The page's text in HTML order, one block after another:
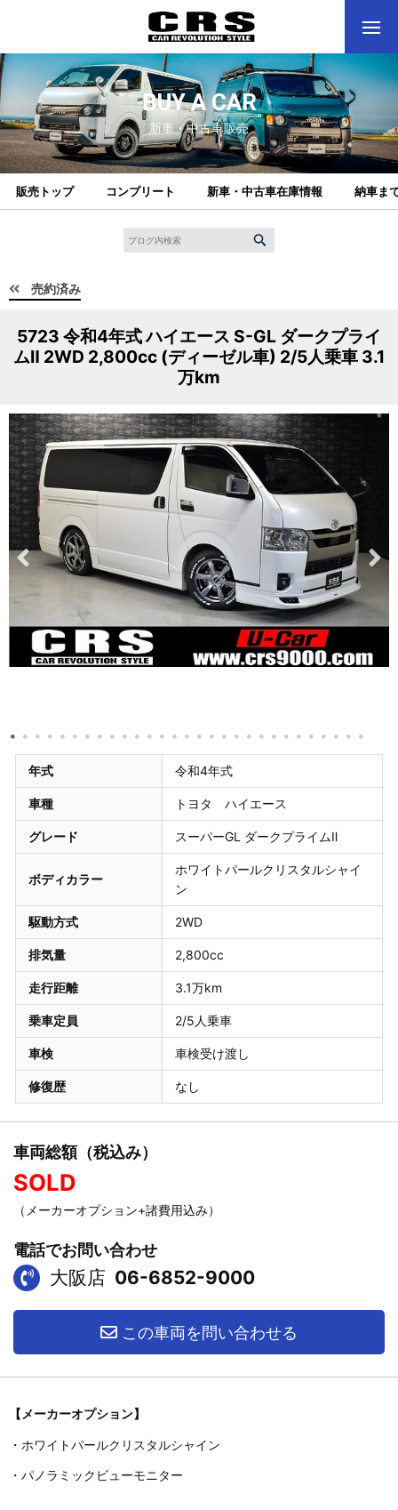
BUY A CAR
新車・中古車販売
販売トップ コンプリート 新車・中古車在庫情報 納車ま
売約済み
5723 令和4年式 ハイエース S-GL ダークプライ
ムⅡ 2WD 2,800cc (ディーゼル車) 2/5人乗車 3.1
万km
年式 令和4年式
車種 トヨタ ハイエース
グレード スーパーGL ダークプライムⅡ
ボディカラー
ホワイトパールクリスタルシャイ
ン
駆動方式 2WD
排気量 2,800cc
走行距離 3.1万km
乗車定員 2/5人乗車
車検 車検受け渡し
修復歴 なし
車両総額（税込み）
SOLD
（メーカーオプション+諸費用込み）
電話でお問い合わせ
大阪店 06-6852-9000
この車両を問い合わせる
【メーカーオプション】
・ホワイトパールクリスタルシャイン
・パノラミックビューモニター